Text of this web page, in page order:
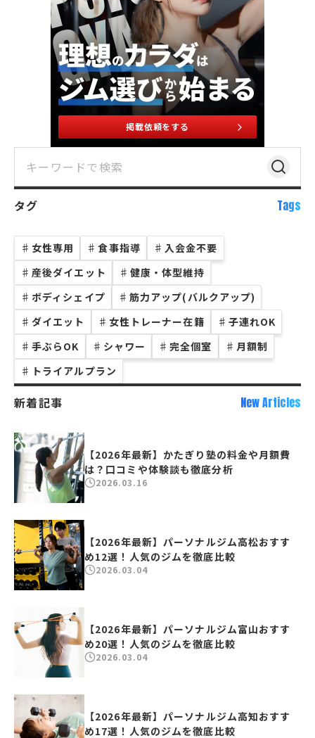
掲載依頼をする
タグ Tags
♯ 女性専用 ♯ 食事指導 ♯ 入会金不要
♯ 産後ダイエット ♯ 健康・体型維持
♯ ボディシェイプ ♯ 筋力アップ(バルクアップ)
♯ ダイエット ♯ 女性トレーナー在籍 ♯ 子連れOK
♯ 手ぶらOK ♯ シャワー ♯ 完全個室 ♯ 月額制
♯ トライアルプラン
新着記事 New Articles
【2026年最新】かたぎり塾の料金や月額費
は？口コミや体験談も徹底分析
2026.03.16
【2026年最新】パーソナルジム高松おすす
め12選！人気のジムを徹底比較
2026.03.04
【2026年最新】パーソナルジム富山おすす
め20選！人気のジムを徹底比較
2026.03.04
【2026年最新】パーソナルジム高知おすす
め17選！人気のジムを徹底比較